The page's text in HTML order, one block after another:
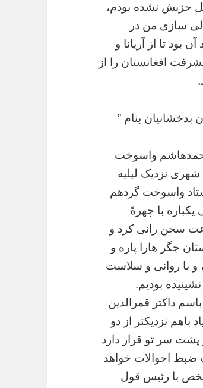
حزبش نشده بودم،
سازی من در
آن بود تا از آریانا و
افغانستان را
از
.
بدخشانیان بنام ”
واسوخت
شهری نزدیک لیلیه
واسوخت گردهم
یکباره با چهرهً
سخن رانی کرد و
جگر هارا پاره و
و با روانی و سلاست
نشینیده بودیم.
باسم داکتر قمرالدین
باهم نزدیکتر از دو
پشت سر تو قرار دارد
ضبط احوالات خواهد
با رئیس قول